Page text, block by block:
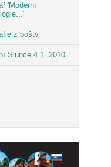
'Moderní
z pošty
Slunce 4.1. 2010